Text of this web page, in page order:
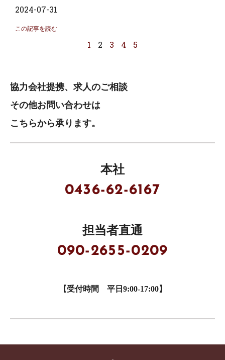
2024-07-31
この記事を読む
1 2 3 4 5
協力会社提携、求人のご相談
その他お問い合わせは
こちらから承ります。
本社
0436-62-6167
担当者直通
090-2655-0209
【受付時間 平日9:00-17:00】